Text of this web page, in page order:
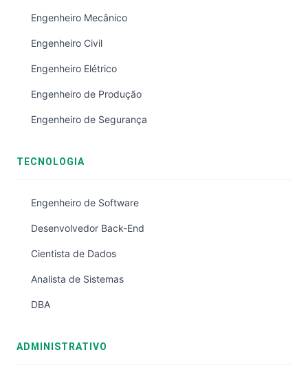
Engenheiro Mecânico
Engenheiro Civil
Engenheiro Elétrico
Engenheiro de Produção
Engenheiro de Segurança
TECNOLOGIA
Engenheiro de Software
Desenvolvedor Back-End
Cientista de Dados
Analista de Sistemas
DBA
ADMINISTRATIVO